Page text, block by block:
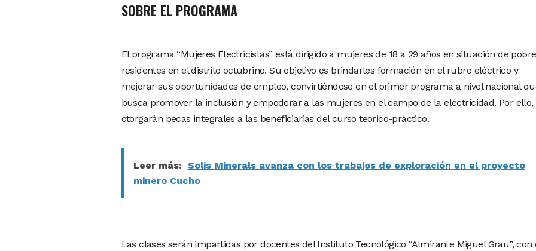
SOBRE EL PROGRAMA
El programa “Mujeres Electricistas” está dirigido a mujeres de 18 a 29 años en situación de
residentes en el distrito octubrino. Su objetivo es brindarles formación en el rubro eléctrico y
mejorar sus oportunidades de empleo, convirtiéndose en el primer programa a nivel nacional
busca promover la inclusión y empoderar a las mujeres en el campo de la electricidad. Por ello,
otorgarán becas integrales a las beneficiarias del curso teórico-práctico.
Leer más: Solis Minerals avanza con los trabajos de exploración en el proyecto
minero Cucho
Las clases serán impartidas por docentes del Instituto Tecnológico “Almirante Miguel Grau”, con